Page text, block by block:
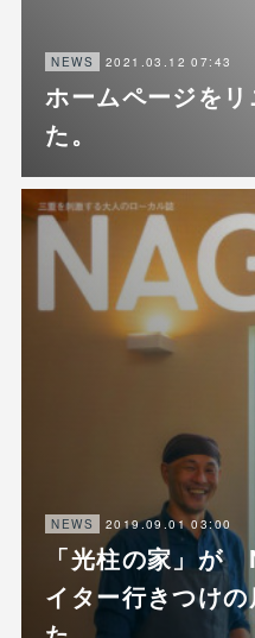
NEWS 2021.03.12 07:43
ホームページを
た。
NEWS 2019.09.01 03:00
「光柱の家」
イター行きつけ